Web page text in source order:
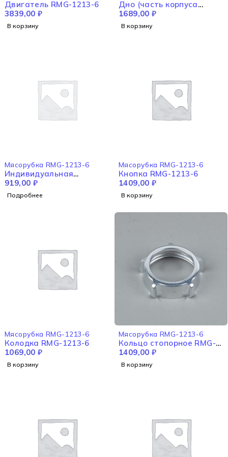
Двигатель RMG-1213-6
3839,00 ₽
В корзину
Дно (часть корпуса
нижняя) RMG-1213-6
1689,00 ₽
В корзину
НЕТ В НАЛИЧИИ
Мясорубка RMG-1213-6
Индивидуальная
упаковка RED RMG-1213-
6
919,00 ₽
Подробнее
Мясорубка RMG-1213-6
Кнопка RMG-1213-6
1409,00 ₽
В корзину
Мясорубка RMG-1213-6
Колодка RMG-1213-6
1069,00 ₽
В корзину
Мясорубка RMG-1213-6
Кольцо стопорное RMG-
1213-6
1409,00 ₽
В корзину